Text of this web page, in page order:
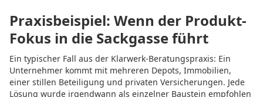
Praxisbeispiel: Wenn der Produkt-
Fokus in die Sackgasse führt
Ein typischer Fall aus der Klarwerk-Beratungspraxis: Ein
Unternehmer kommt mit mehreren Depots, Immobilien,
einer stillen Beteiligung und privaten Versicherungen. Jede
Lösung wurde irgendwann als einzelner Baustein empfohlen